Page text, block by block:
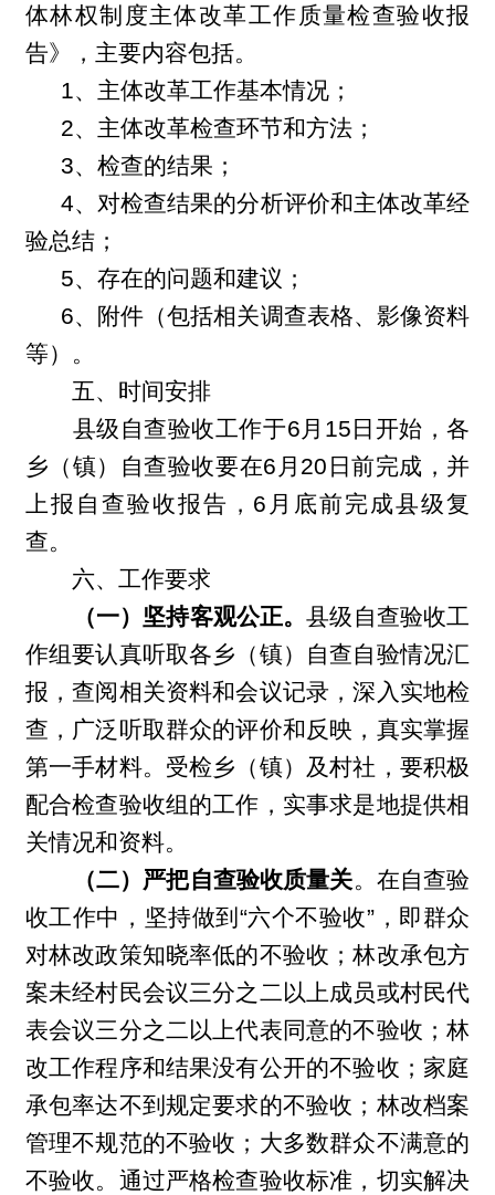
体林权制度主体改革工作质量检查验收报
告》，主要内容包括。
1、主体改革工作基本情况；
2、主体改革检查环节和方法；
3、检查的结果；
4、对检查结果的分析评价和主体改革经
验总结；
5、存在的问题和建议；
6、附件（包括相关调查表格、影像资料
等）。
五、时间安排
县级自查验收工作于6月15日开始，各
乡（镇）自查验收要在6月20日前完成，并
上报自查验收报告，6月底前完成县级复
查。
六、工作要求
（一）坚持客观公正。县级自查验收工
作组要认真听取各乡（镇）自查自验情况汇
报，查阅相关资料和会议记录，深入实地检
查，广泛听取群众的评价和反映，真实掌握
第一手材料。受检乡（镇）及村社，要积极
配合检查验收组的工作，实事求是地提供相
关情况和资料。
（二）严把自查验收质量关。在自查验
收工作中，坚持做到“六个不验收”，即群众
对林改政策知晓率低的不验收；林改承包方
案未经村民会议三分之二以上成员或村民代
表会议三分之二以上代表同意的不验收；林
改工作程序和结果没有公开的不验收；家庭
承包率达不到规定要求的不验收；林改档案
管理不规范的不验收；大多数群众不满意的
不验收。通过严格检查验收标准，切实解决